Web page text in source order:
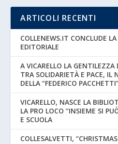
ARTICOLI RECENTI
COLLENEWS.IT CONCLUDE
EDITORIALE
A VICARELLO LA
TRA SOLIDARIETÀ E PACE, IL
DELLA “FEDERICO
VICARELLO, NASCE LA
LA PRO LOCO “INSIEME SI
E SCUOLA
COLLESALVETTI,